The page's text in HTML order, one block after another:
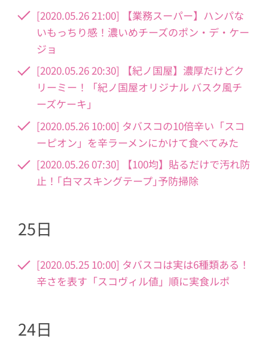
[2020.05.26 21:00] 【業務スーパー】ハンパな
いもっちり感！濃いめチーズのポン・デ・ケー
ジョ
[2020.05.26 20:30] 【紀ノ国屋】濃厚だけどク
リーミー！「紀ノ国屋オリジナル バスク風チ
ーズケーキ」
[2020.05.26 10:00] タバスコの10倍辛い「スコ
ーピオン」を辛ラーメンにかけて食べてみた
[2020.05.26 07:30] 【100均】貼るだけで汚れ防
止！｢白マスキングテープ｣予防掃除
25日
[2020.05.25 10:00] タバスコは実は6種類ある！
辛さを表す「スコヴィル値」順に実食ルポ
24日